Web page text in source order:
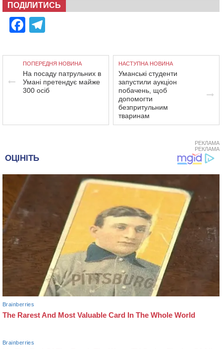
ПОДІЛИТИСЬ
Facebook
ПОПЕРЕДНЯ НОВИНА
На посаду патрульних в
Умані претендує майже
300 осіб
НАСТУПНА НОВИНА
Уманські студенти
запустили аукціон
побачень, щоб
допомогти
безпритульним
тваринам
РЕКЛАМА
РЕКЛАМА